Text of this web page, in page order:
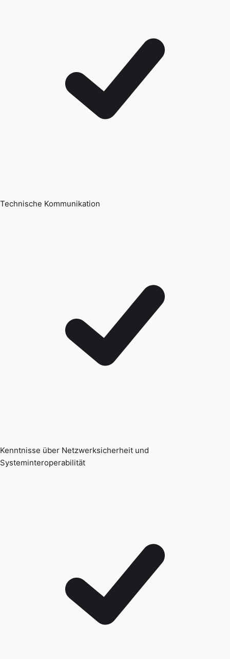
Technische Kommunikation
Kenntnisse über Netzwerksicherheit und
Systeminteroperabilität